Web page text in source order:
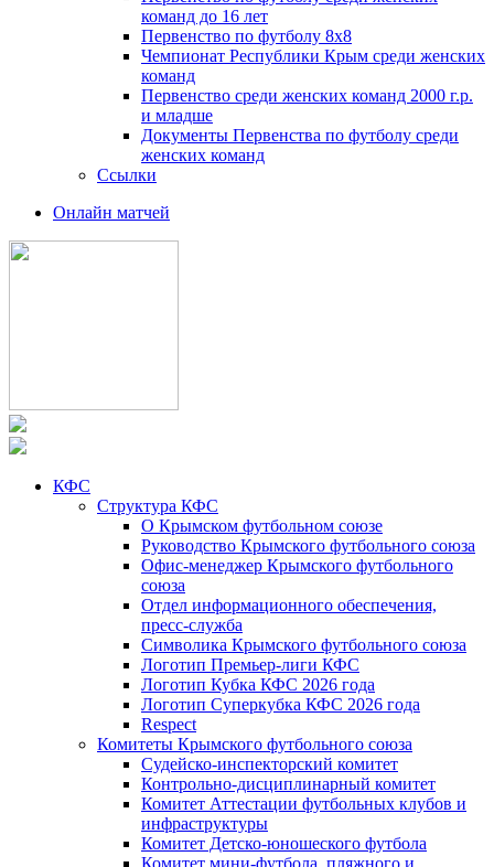
команд до 16 лет
Первенство по футболу 8х8
Чемпионат Республики Крым среди женских
команд
Первенство среди женских команд 2000 г.р.
и младше
Документы Первенства по футболу среди
женских команд
Ссылки
Онлайн матчей
КФС
Структура КФС
О Крымском футбольном союзе
Руководство Крымского футбольного союза
Офис-менеджер Крымского футбольного
союза
Отдел информационного обеспечения,
пресс-служба
Символика Крымского футбольного союза
Логотип Премьер-лиги КФС
Логотип Кубка КФС 2026 года
Логотип Суперкубка КФС 2026 года
Respect
Комитеты Крымского футбольного союза
Судейско-инспекторский комитет
Контрольно-дисциплинарный комитет
Комитет Аттестации футбольных клубов и
инфраструктуры
Комитет Детско-юношеского футбола
Комитет мини-футбола, пляжного и